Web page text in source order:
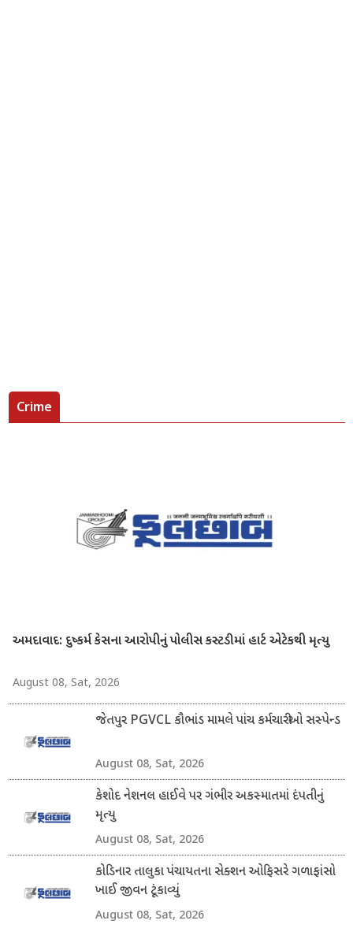
Crime
અમદાવાદ: દુષ્કર્મ કેસના આરોપીનું પોલીસ કસ્ટડીમાં હાર્ટ એટેકથી મૃત્યુ
August 08, Sat, 2026
જેતપુર PGVCL કૌભાંડ મામલે પાંચ કર્મચારીઓ સસ્પેન્ડ
August 08, Sat, 2026
કેશોદ નેશનલ હાઈવે પર ગંભીર અકસ્માતમાં દંપતીનું
મૃત્યુ
August 08, Sat, 2026
કોડિનાર તાલુકા પંચાયતના સેક્શન ઓફિસરે ગળાફાંસો
ખાઈ જીવન ટૂંકાવ્યું
August 08, Sat, 2026